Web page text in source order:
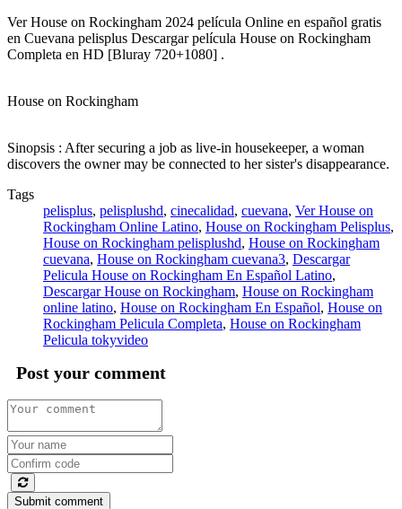
Ver House on Rockingham 2024 película Online en español gratis
en Cuevana pelisplus Descargar película House on Rockingham
Completa en HD [Bluray 720+1080] .
House on Rockingham
Sinopsis : After securing a job as live-in housekeeper, a woman
discovers the owner may be connected to her sister's disappearance.
Tags
pelisplus, pelisplushd, cinecalidad, cuevana, Ver House on
Rockingham Online Latino, House on Rockingham Pelisplus,
House on Rockingham pelisplushd, House on Rockingham
cuevana, House on Rockingham cuevana3, Descargar
Pelicula House on Rockingham En Español Latino,
Descargar House on Rockingham, House on Rockingham
online latino, House on Rockingham En Español, House on
Rockingham Pelicula Completa, House on Rockingham
Pelicula tokyvideo
Post your comment
Submit comment